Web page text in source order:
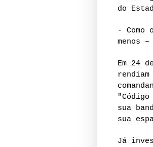
do
-
menos
Em 24
sua
sua
Já